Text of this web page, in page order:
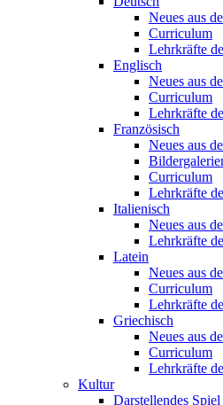
Neues aus
Curriculum
Lehrkräfte
Englisch
Neues aus
Curriculum
Lehrkräfte
Französisch
Neues aus
Curriculum
Lehrkräfte
Italienisch
Neues aus
Lehrkräfte
Latein
Neues aus
Curriculum
Lehrkräfte
Griechisch
Neues aus
Curriculum
Lehrkräfte
Kultur
Darstellendes Spiel